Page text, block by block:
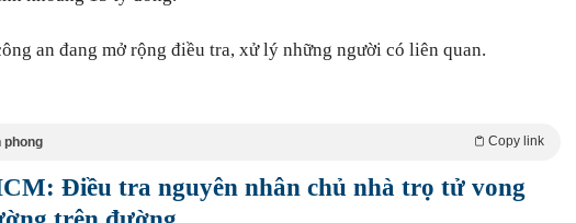
an đang mở rộng điều tra, xử lý những người có liên quan.
phong Copy link
Điều tra nguyên nhân chủ nhà trọ tử vong